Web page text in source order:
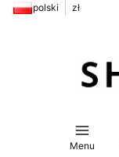
polski zł
Menu